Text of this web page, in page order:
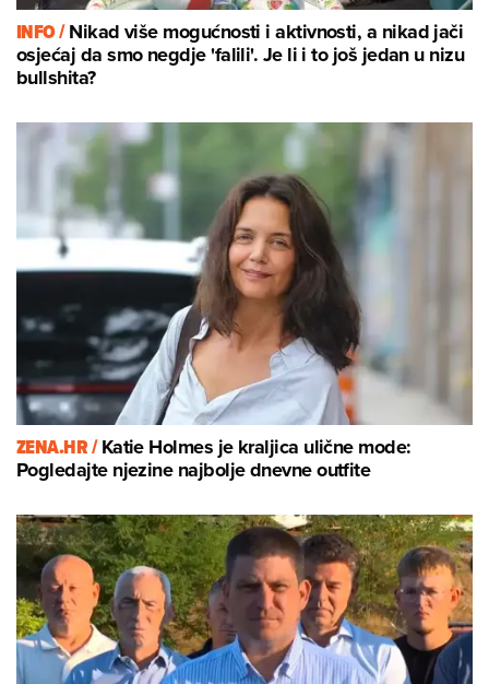
INFO /Nikad više mogućnosti i aktivnosti, a nikad jači
osjećaj da smo negdje 'falili'. Je li i to još jedan u nizu
bullshita?
ZENA.HR /Katie Holmes je kraljica ulične mode:
Pogledajte njezine najbolje dnevne outfite